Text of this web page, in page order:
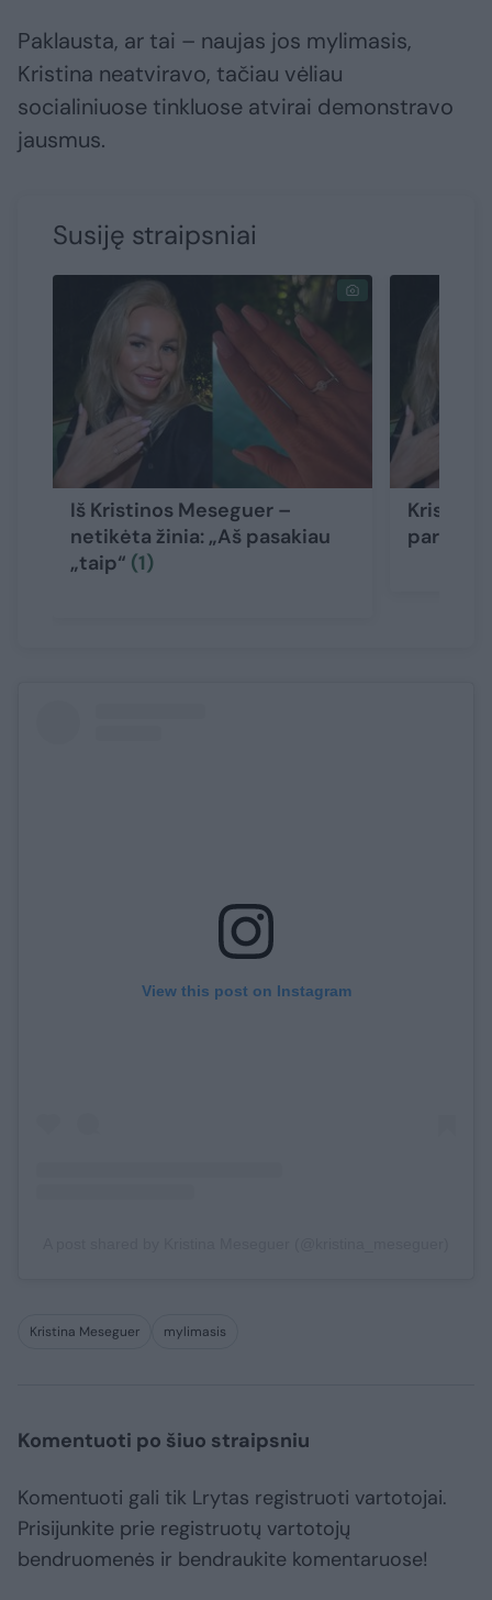
Paklausta, ar tai – naujas jos mylimasis,
Kristina neatviravo, tačiau vėliau
socialiniuose tinkluose atvirai demonstravo
jausmus.
Susiję straipsniai
Iš Kristinos Meseguer –
netikėta žinia: „Aš pasakiau
„taip“ (1)
Kristina
parodė
View this post on Instagram
Kristina Meseguer mylimasis
Komentuoti po šiuo straipsniu
Komentuoti gali tik Lrytas registruoti vartotojai.
Prisijunkite prie registruotų vartotojų
bendruomenės ir bendraukite komentaruose!